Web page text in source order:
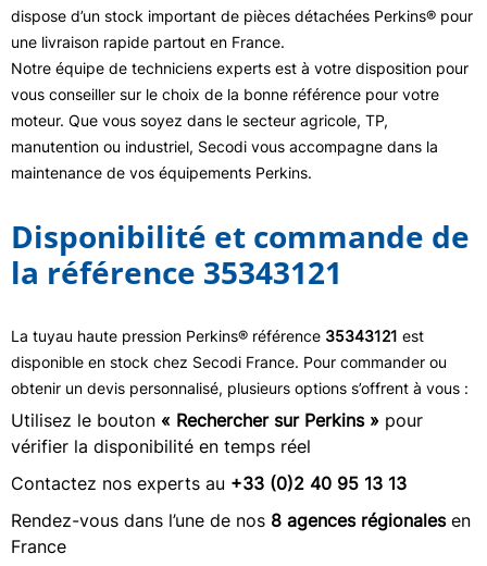
dispose d’un stock important de pièces détachées Perkins® pour
une livraison rapide partout en France.
Notre équipe de techniciens experts est à votre disposition pour
vous conseiller sur le choix de la bonne référence pour votre
moteur. Que vous soyez dans le secteur agricole, TP,
manutention ou industriel, Secodi vous accompagne dans la
maintenance de vos équipements Perkins.
Disponibilité et commande de
la référence 35343121
La tuyau haute pression Perkins® référence 35343121 est
disponible en stock chez Secodi France. Pour commander ou
obtenir un devis personnalisé, plusieurs options s’offrent à vous :
Utilisez le bouton « Rechercher sur Perkins » pour
vérifier la disponibilité en temps réel
Contactez nos experts au +33 (0)2 40 95 13 13
Rendez-vous dans l’une de nos 8 agences régionalesen
France